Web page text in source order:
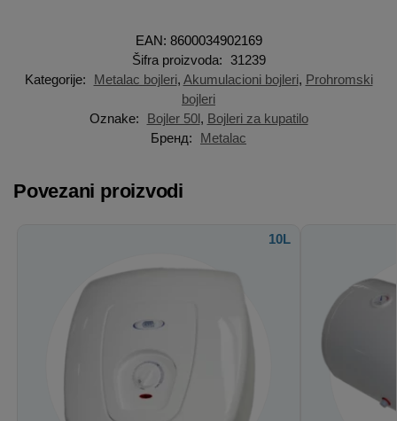
EAN: 8600034902169
Šifra proizvoda: 31239
Kategorije:
Metalac bojleri, Akumulacioni bojleri, Prohromski
bojleri
Oznake:
Bojler 50l, Bojleri za kupatilo
Бренд:
Metalac
Povezani proizvodi
10L